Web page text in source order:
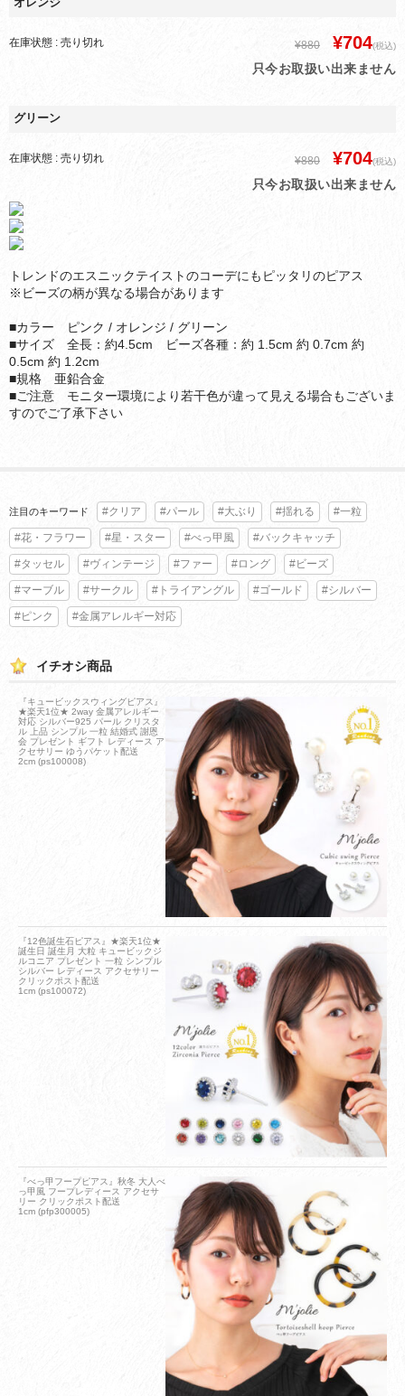
オレンジ
在庫状態 : 売り切れ ¥880 ¥704(税込)
只今お取扱い出来ません
グリーン
在庫状態 : 売り切れ ¥880 ¥704(税込)
只今お取扱い出来ません
トレンドのエスニックテイストのコーデにもピッタリのピアス
※ビーズの柄が異なる場合があります
■カラー ピンク / オレンジ / グリーン
■サイズ 全長：約4.5cm ビーズ各種：約 1.5cm 約 0.7cm 約
0.5cm 約 1.2cm
■規格 亜鉛合金
■ご注意 モニター環境により若干色が違って見える場合もございま
すのでご了承下さい
注目のキーワード #クリア #パール #大ぶり #揺れる #一粒
#花・フラワー #星・スター #べっ甲風 #バックキャッチ
#タッセル #ヴィンテージ #ファー #ロング #ビーズ
#マーブル #サークル #トライアングル #ゴールド #シルバー
#ピンク #金属アレルギー対応
イチオシ商品
『キュービックスウィングピアス』
★楽天1位★ 2way 金属アレルギー
対応 シルバー925 パール クリスタ
ル 上品 シンプル 一粒 結婚式 謝恩
会 プレゼント ギフト レディース ア
クセサリー ゆうパケット配送
2cm (ps100008)
『12色誕生石ピアス』★楽天1位★
誕生日 誕生月 大粒 キュービックジ
ルコニア プレゼント 一粒 シンプル
シルバー レディース アクセサリー
クリックポスト配送
1cm (ps100072)
『べっ甲フープピアス』秋冬 大人べ
っ甲風 フープレディース アクセサ
リー クリックポスト配送
1cm (pfp300005)